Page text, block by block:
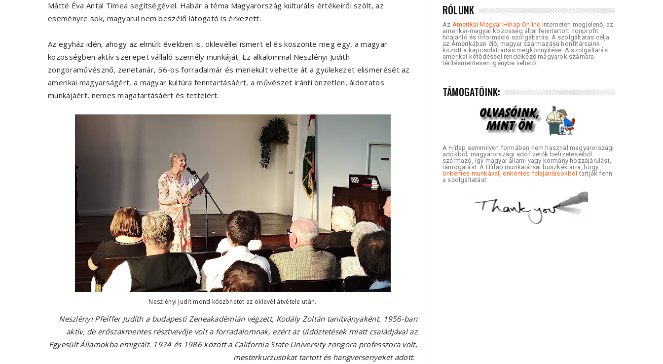
Mátté Éva Antal Tímea segítségével. Habár a téma Magyarország kulturális értékeiről szólt, az
eseményre sok, magyarul nem beszélő látogató is érkezett.
Az egyház idén, ahogy az elmúlt években is, oklevéllel ismert el és köszönte meg egy, a magyar
közösségben aktív szerepet vállaló személy munkáját. Ez alkalommal Neszlényi Judith
zongoraművésznő, zenetanár, 56-os forradalmár és menekült vehette át a gyülekezet elismerését az
amerikai magyarságért, a magyar kultúra fenntartásáért, a művészet iránti önzetlen, áldozatos
munkájáért, nemes magatartásáért és tetteiért.
Neszlényi Judit mond köszönetet az oklevél átvétele után.
Neszlényi Pfeiffer Judith a budapesti Zeneakadémián végzett, Kodály Zoltán tanítványaként. 1956-ban
aktív, de erőszakmentes résztvevője volt a forradalomnak, ezért az üldöztetések miatt családjával az
Egyesült Államokba emigrált. 1974 és 1986 között a California State University zongora professzora volt,
mesterkurzusokat tartott és hangversenyeket adott.
RÓLUNK
Az Amerikai Magyar Hírlap Online interneten megjelenő, az
amerikai-magyar közösség által fenntartott nonprofit
hírajánló és információ szolgáltatás. A szolgáltatás célja
az Amerikában élő, magyar származású honfitársaink
között a kapcsolattartás megkönnyítése. A szolgáltatás
amerikai kötődéssel rendelkező magyarok számára
térítésmentesen igénybe vehető.
TÁMOGATÓINK:
A Hírlap semmilyen formában nem használ magyarországi
adókból, magyarországi adófizetők befizetéseiből
származó, így magyar állami vagy kormány hozzájárulást,
támogatást. A Hírlap munkatársai büszkék arra, hogy
önkéntes munkával, önkéntes felajánlásokból tartják fenn
a szolgáltatást.